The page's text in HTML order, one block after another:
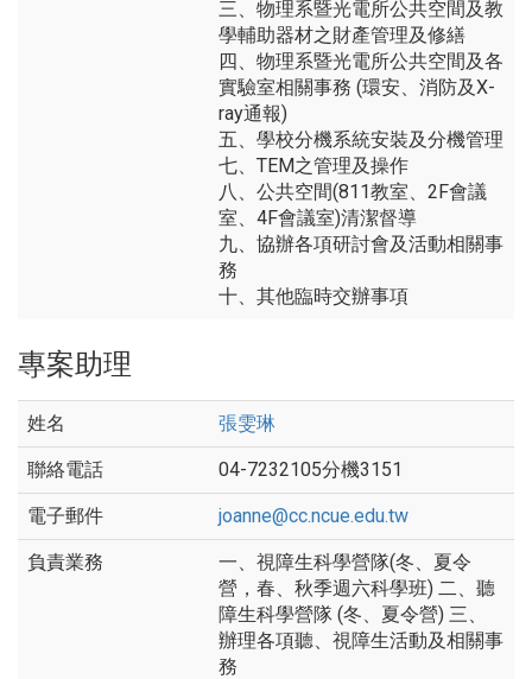
三、物理系暨光電所公共空間及教
學輔助器材之財產管理及修繕
四、物理系暨光電所公共空間及各
實驗室相關事務 (環安、消防及X-
ray通報)
五、學校分機系統安裝及分機管理
七、TEM之管理及操作
八、公共空間(811教室、2F會議
室、4F會議室)清潔督導
九、協辦各項研討會及活動相關事
務
十、其他臨時交辦事項
專案助理
張雯琳
04-7232105分機3151
joanne@cc.ncue.edu.tw
一、視障生科學營隊(冬、夏令
營，春、秋季週六科學班) 二、聽
障生科學營隊 (冬、夏令營) 三、
辦理各項聽、視障生活動及相關事
務